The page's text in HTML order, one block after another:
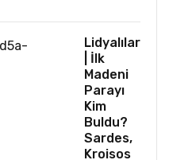
Lidyalılar
| İlk
Madeni
Parayı
Kim
Buldu?
Sardes,
Kroisos